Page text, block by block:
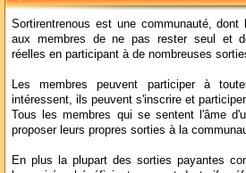
Sortirentrenous est une communauté,
aux membres de ne pas rester seul et
réelles en participant à de nombreuses
Les membres peuvent participer à
intéressent, ils peuvent s'inscrire et
Tous les membres qui se sentent l'âme
proposer leurs propres sorties à la
En plus la plupart des sorties payantes